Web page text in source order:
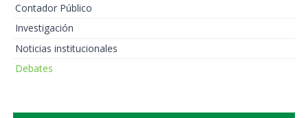
Contador Público
Investigación
Noticias institucionales
Debates